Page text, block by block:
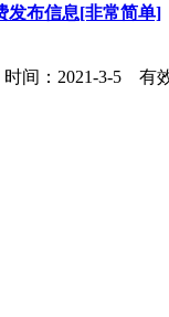
发布信息[非常简单]
间：2021-3-5 有